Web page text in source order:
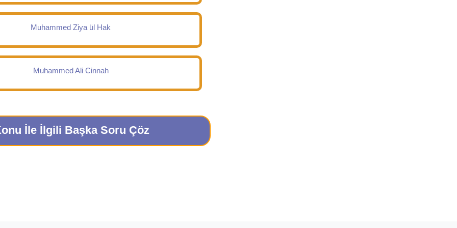
Muhammed Ziya ül Hak
Muhammed Ali Cinnah
İle İlgili Başka Soru Çöz